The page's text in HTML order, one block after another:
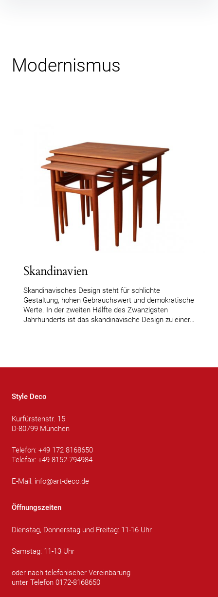
Modernismus
Skandinavien
Skandinavisches Design steht für schlichte
Gestaltung, hohen Gebrauchswert und demokratische
Werte. In der zweiten Hälfte des Zwanzigsten
Jahrhunderts ist das skandinavische Design zu einer…
Style Deco
Kurfürstenstr. 15
D-80799 München
Telefon: +49 172 8168650
Telefax: +49 8152-794984
E-Mail: info@art-deco.de
Öffnungszeiten
Dienstag, Donnerstag und Freitag: 11-16 Uhr
Samstag: 11-13 Uhr
oder nach telefonischer Vereinbarung
unter Telefon 0172-8168650